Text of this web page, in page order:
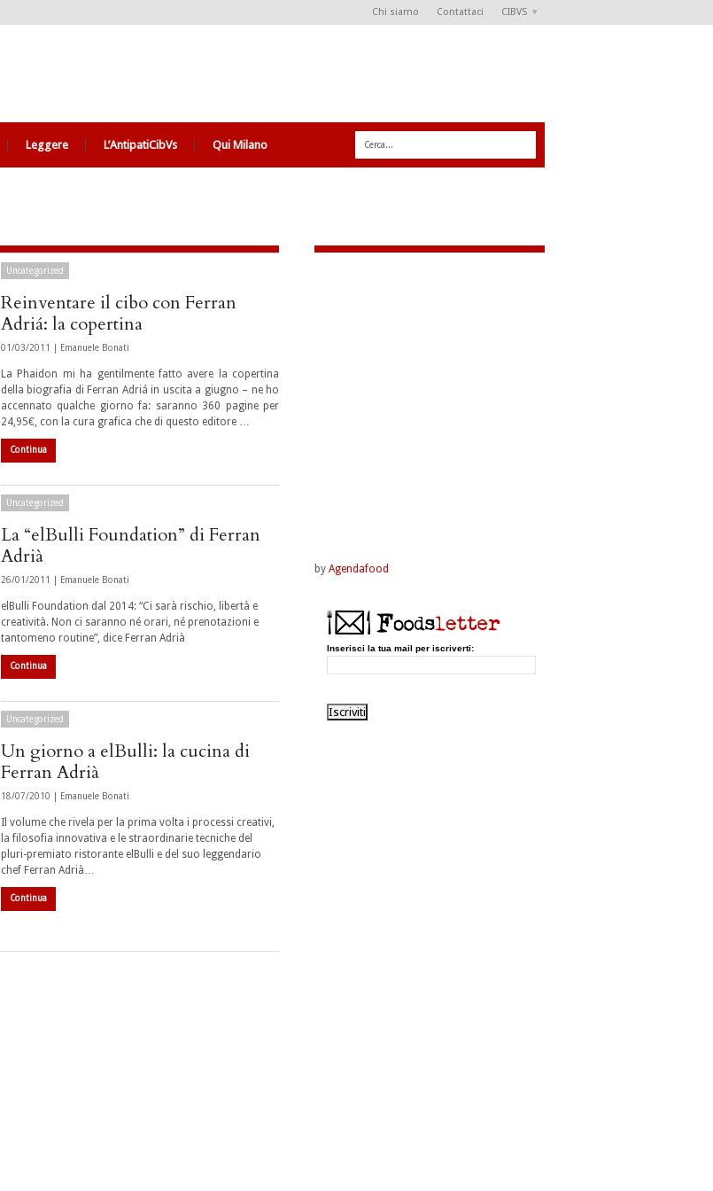
Chi siamo Contattaci CIBVS
Leggere L’AntipatiCibVs Qui Milano
Uncategorized
Reinventare il cibo con Ferran
Adriá: la copertina
01/03/2011 | Emanuele Bonati
La Phaidon mi ha gentilmente fatto avere la copertina
della biografia di Ferran Adriá in uscita a giugno – ne ho
accennato qualche giorno fa: saranno 360 pagine per
24,95€, con la cura grafica che di questo editore …
Continua
Uncategorized
La “elBulli Foundation” di Ferran
Adrià
26/01/2011 | Emanuele Bonati
elBulli Foundation dal 2014: “Ci sarà rischio, libertà e
creatività. Non ci saranno né orari, né prenotazioni e
tantomeno routine”, dice Ferran Adrià
Continua
Uncategorized
Un giorno a elBulli: la cucina di
Ferran Adrià
18/07/2010 | Emanuele Bonati
Il volume che rivela per la prima volta i processi creativi,
la filosofia innovativa e le straordinarie tecniche del
pluri-premiato ristorante elBulli e del suo leggendario
chef Ferran Adrià…
Continua
by Agendafood
Inserisci la tua mail per iscriverti: